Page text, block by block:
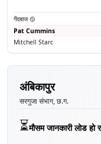
गेंदबाज 🥎
Pat Cummins
Mitchell Starc
अंबिकापुर
सरगुजा संभाग, छ.ग.
⏳मौसम जानकारी लोड हो